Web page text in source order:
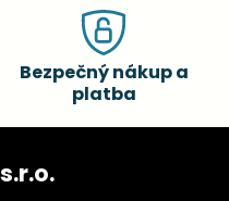
Bezpečný nákup a
platba